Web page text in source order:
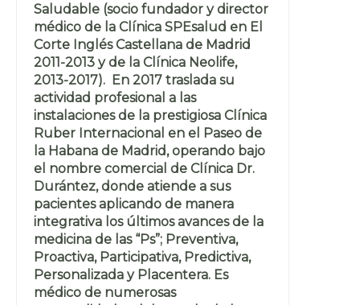
Saludable (socio fundador y director
médico de la Clínica SPEsalud en El
Corte Inglés Castellana de Madrid
2011-2013 y de la Clínica Neolife,
2013-2017). En 2017 traslada su
actividad profesional a las
instalaciones de la prestigiosa Clínica
Ruber Internacional en el Paseo de
la Habana de Madrid, operando bajo
el nombre comercial de Clínica Dr.
Durántez, donde atiende a sus
pacientes aplicando de manera
integrativa los últimos avances de la
medicina de las “Ps”; Preventiva,
Proactiva, Participativa, Predictiva,
Personalizada y Placentera. Es
médico de numerosas